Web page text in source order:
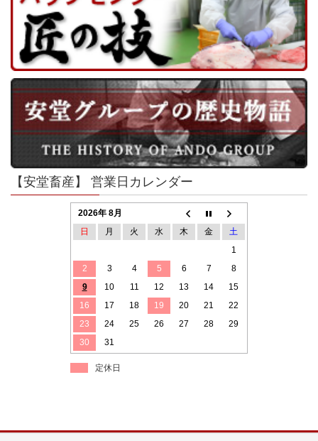
【安堂畜産】 営業日カレンダー
2026年 8月
日
月 火 水 木 金
土
1
2
3 4 5 6 7
8
9
10 11 12 13 14
15
16
17 18 19 20 21
22
23
24 25 26 27 28
29
30
31
定休日